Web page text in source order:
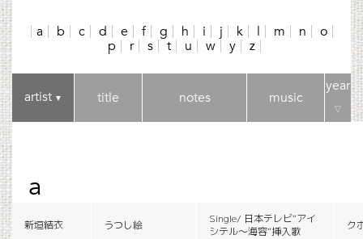
a b c d e f g h i j k l m n
o
p
r s t u w y z
artist▼ title notes music
year
▽
a
新垣結衣 うつし絵
Single/ 日本テレビ“アイ
シテル〜海容”挿入歌
ク